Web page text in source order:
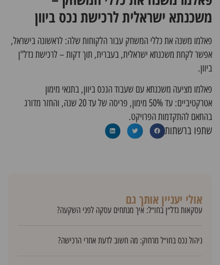
משכנתא ישראלית לרכישת נכס ביוון
פאלמו משנה את כללי המשחק עבור הלקוחות שלה: לראשונה בישראל,
אפשר לקחת משכנתא ישראלית, בעברית, תוך דקות – לרכישת נדל"ן
ביוון.
פאלמו מציעה משכנתא עם שעבוד הנכס ביוון, בתנאי מימון
אטרקטיביים: עד 50% מימון, פריסה של עד 20 שנה, והחזר מדורג
בהתאם להתקדמות הפרויקט.
אולי יעניין אותך גם
עסקאות נדל״ן בחו״ל: איך מנתחים עסקה לפני השקעה?
ניהול נכס בחו״ל מרחוק: מה חשוב לדעת אחרי הרכישה?